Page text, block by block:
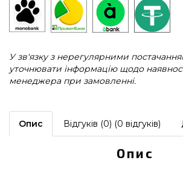
У зв'язку з нерегулярними
уточнювати інформацію щодо
менеджера при замовленні.
Опис Відгуків (0) (0 відгуків)
Опис